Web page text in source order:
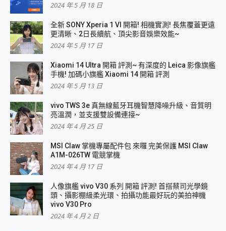
2024 年 5 月 18 日
全新 SONY Xperia 1 VI 開箱! 相機實測! 長焦覆蓋更遠
更清晰、2日長續航、頂尖影音娛樂效能~
2024 年 5 月 17 日
Xiaomi 14 Ultra 開箱 評測~ 有深度的 Leica 影像旗艦
手機! 加碼小旗艦 Xiaomi 14 開箱 評測
2024 年 5 月 13 日
vivo TWS 3e 真無線藍牙耳機智慧降噪升級、音質明
亮溫潤，並支援雙設備連接~
2024 年 4 月 25 日
MSI Claw 掌機專屬配件包 來囉 完美保護 MSI Claw
A1M-026TW 電競掌機
2024 年 4 月 17 日
人像旗艦 vivo V30 系列 開箱 評測! 首搭蔡司光學鏡
頭、攝影棚級柔光環、拍攝功能最好玩的美拍神機
vivo V30 Pro
2024 年 4 月 2 日